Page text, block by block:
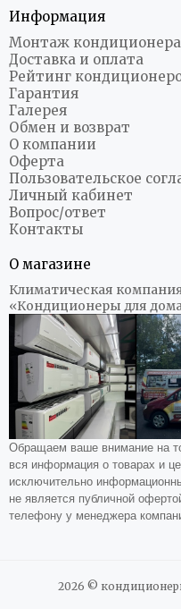
Информация
Монтаж кондиционера
Доставка и оплата
Рейтинг
Гарантия
Галерея
Обмен и возврат
О компании
Оферта
Пользовательское
Личный кабинет
Вопрос/ответ
Контакты
О магазине
Климатическая
«Кондиционеры для
Обращаем ваше внимание на
вся информация о товарах и
исключительно
не является публичной
телефону у менеджера
2026 ©